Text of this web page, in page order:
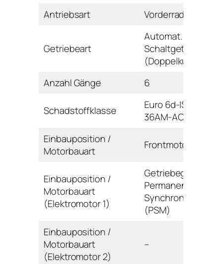
Antriebsart
Vorderrad
Getriebeart
Automat.
Schaltgetriebe
(Doppelkupplung)
Anzahl Gänge
6
Schadstoffklasse
Euro 6d-ISC
36AM-AO
Einbauposition /
Motorbauart
Frontmotor / Reihe
Einbauposition /
Motorbauart
(Elektromotor 1)
Getriebegehäuse
(PSM)
Einbauposition /
Motorbauart
(Elektromotor 2)
–